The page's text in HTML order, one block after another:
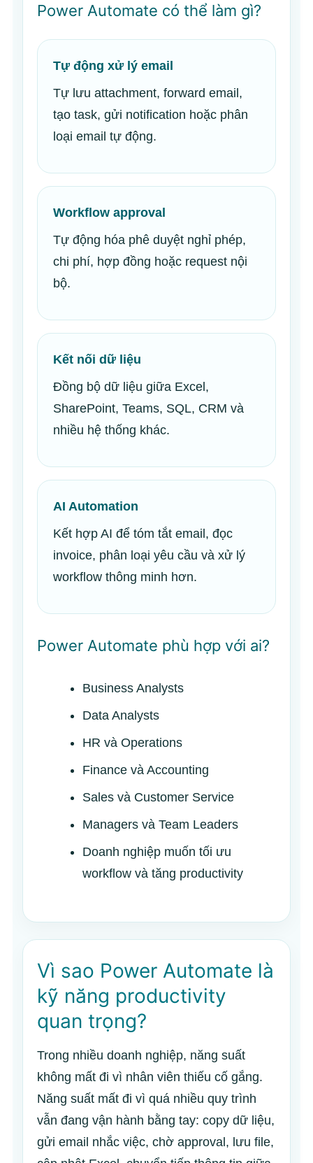
Power Automate có thể làm gì?
Tự động xử lý email
Tự lưu attachment, forward email,
tạo task, gửi notification hoặc phân
loại email tự động.
Workflow approval
Tự động hóa phê duyệt nghỉ phép,
chi phí, hợp đồng hoặc request nội
bộ.
Kết nối dữ liệu
Đồng bộ dữ liệu giữa Excel,
SharePoint, Teams, SQL, CRM và
nhiều hệ thống khác.
AI Automation
Kết hợp AI để tóm tắt email, đọc
invoice, phân loại yêu cầu và xử lý
workflow thông minh hơn.
Power Automate phù hợp với ai?
Business Analysts
Data Analysts
HR và Operations
Finance và Accounting
Sales và Customer Service
Managers và Team Leaders
Doanh nghiệp muốn tối ưu
workflow và tăng productivity
Vì sao Power Automate là
kỹ năng productivity
quan trọng?
Trong nhiều doanh nghiệp, năng suất
không mất đi vì nhân viên thiếu cố gắng.
Năng suất mất đi vì quá nhiều quy trình
vẫn đang vận hành bằng tay: copy dữ liệu,
gửi email nhắc việc, chờ approval, lưu file,